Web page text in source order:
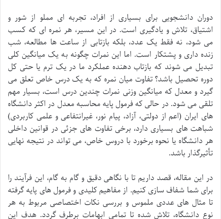
دوران دانشجویی برای بسیاری از افراد، تجربه ای مملو از شور و
اشتیاق، تلاش و یادگیری است. در این مسیر، هر نمره ای که کسب
می شود، نه فقط یک عدد، بلکه بازتابی از ساعت ها مطالعه، شب
زنده داری و پشتکار است. اما این نمرات چگونه به یک میانگین کلی
تبدیل می شوند که بازتاب دهنده عملکرد ما در یک ترم یا حتی کل
دوره تحصیل باشد؟ تفاوت میان نمره که به یک درس خاص تعلق می
گیرد و معدل که میانگین وزنی نمرات چندین درس است، بسیار مهم
تلقی می شود. در حالی که فرمول پایه محاسبه معدل در اکثر دانشگاه
های ایران (اعم از دولتی، آزاد، پیام نور، غیرانتفاعی و علمی کاربردی)
شباهت های بسیاری دارد، برخی تفاوت های جزئی در قوانین داخلی
هر دانشگاه یا نحوه برخورد با دروس خاص، می تواند در نتیجه نهایی
تأثیرگذار باشد.
در این مقاله، قصد داریم تا با نگاهی دقیق و گام به گام، این فرآیند را
برای شما شفاف سازی کنیم. از مفاهیم کلیدی و فرمول های پایه گرفته
تا مثال های عددی ملموس و بررسی نکات اختصاصی مربوط به هر
نوع دانشگاه، تلاش شده تا تمامی ابهامات برطرف گردد. هدف این